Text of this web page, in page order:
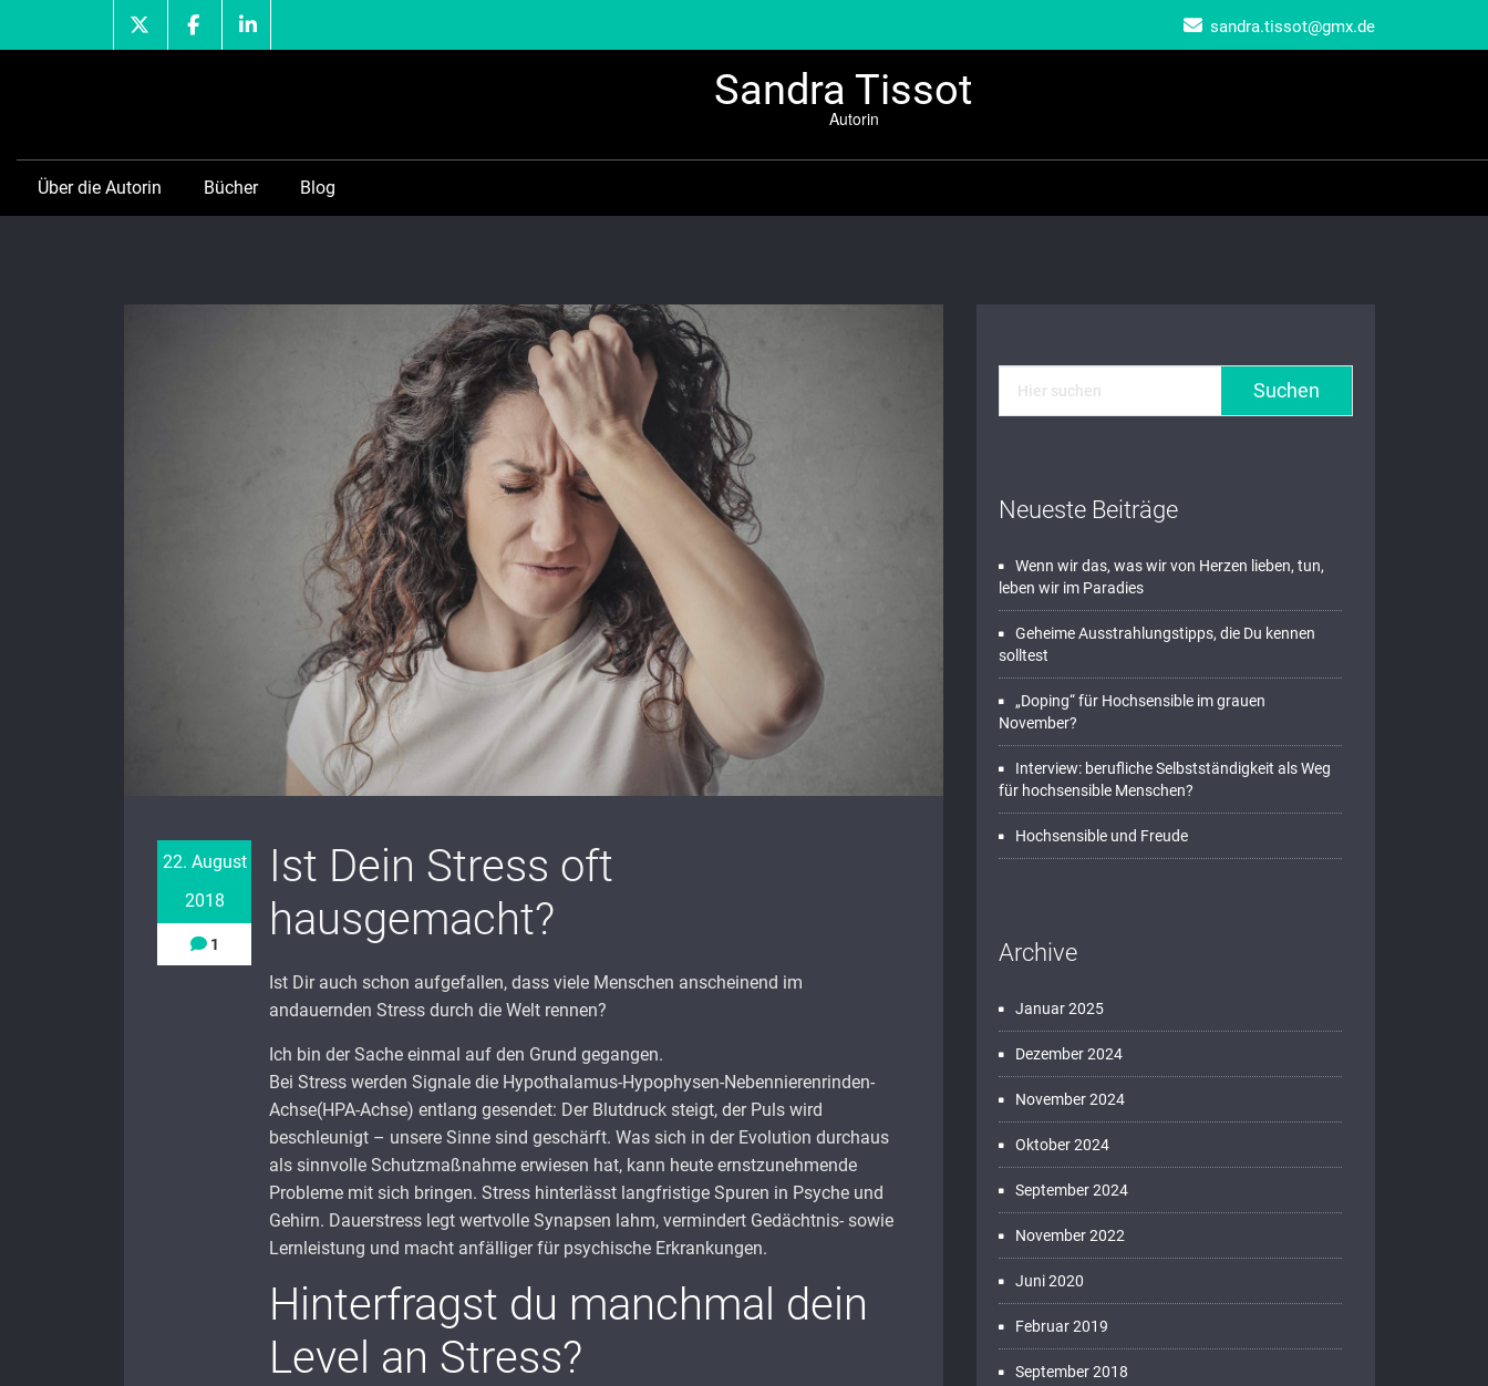
content
sandra.tissot@gmx.de
Sandra Tissot
Autorin
Über die Autorin Bücher Blog
22. August
2018
1
Ist Dein Stress oft
hausgemacht?
Ist Dir auch schon aufgefallen, dass viele Menschen anscheinend im
andauernden Stress durch die Welt rennen?
Ich bin der Sache einmal auf den Grund gegangen.
Bei Stress werden Signale die Hypothalamus-Hypophysen-Nebennierenrinden-
Achse(HPA-Achse) entlang gesendet: Der Blutdruck steigt, der Puls wird
beschleunigt – unsere Sinne sind geschärft. Was sich in der Evolution durchaus
als sinnvolle Schutzmaßnahme erwiesen hat, kann heute ernstzunehmende
Probleme mit sich bringen. Stress hinterlässt langfristige Spuren in Psyche und
Gehirn. Dauerstress legt wertvolle Synapsen lahm, vermindert Gedächtnis- sowie
Lernleistung und macht anfälliger für psychische Erkrankungen.
Hinterfragst du manchmal dein
Level an Stress?
Neueste Beiträge
Wenn wir das, was wir von Herzen lieben, tun,
leben wir im Paradies
Geheime Ausstrahlungstipps, die Du kennen
solltest
„Doping“ für Hochsensible im grauen
November?
Interview: berufliche Selbstständigkeit als Weg
für hochsensible Menschen?
Hochsensible und Freude
Archive
Januar 2025
Dezember 2024
November 2024
Oktober 2024
September 2024
November 2022
Juni 2020
Februar 2019
September 2018